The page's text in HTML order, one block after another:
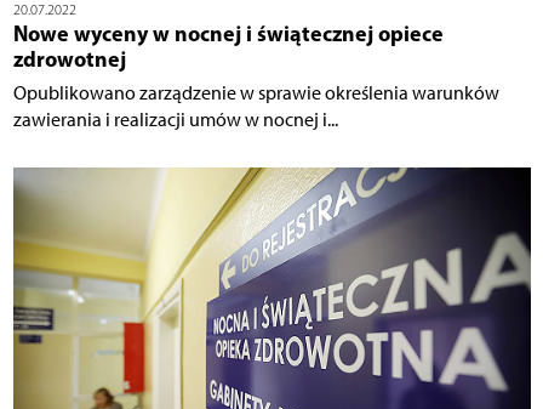
20.07.2022
Nowe wyceny w nocnej i świątecznej opiece
zdrowotnej
Opublikowano zarządzenie w sprawie określenia warunków
zawierania i realizacji umów w nocnej i...